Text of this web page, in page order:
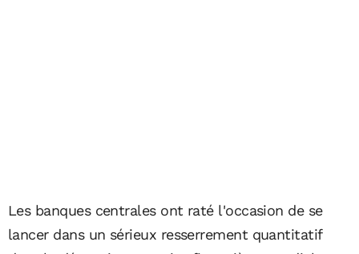
Les banques centrales ont raté l'occasion de se
lancer dans un sérieux resserrement quantitatif